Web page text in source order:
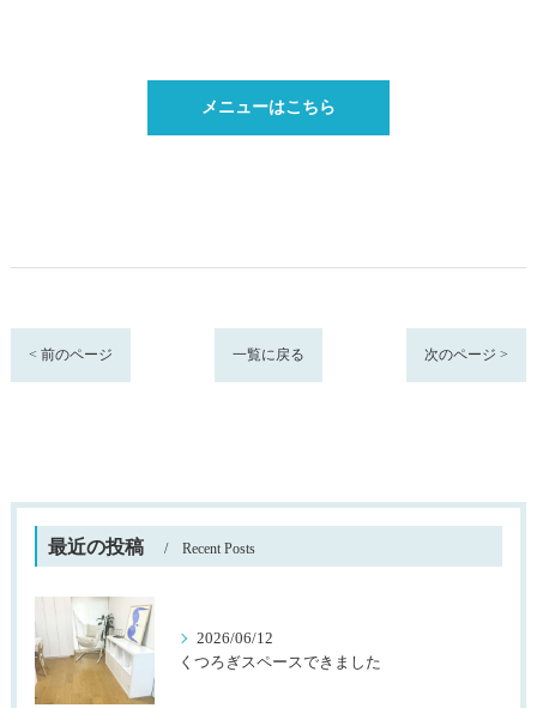
メニューはこちら
< 前のページ 一覧に戻る 次のページ >
最近の投稿 Recent Posts
2026/06/12
くつろぎスペースできました